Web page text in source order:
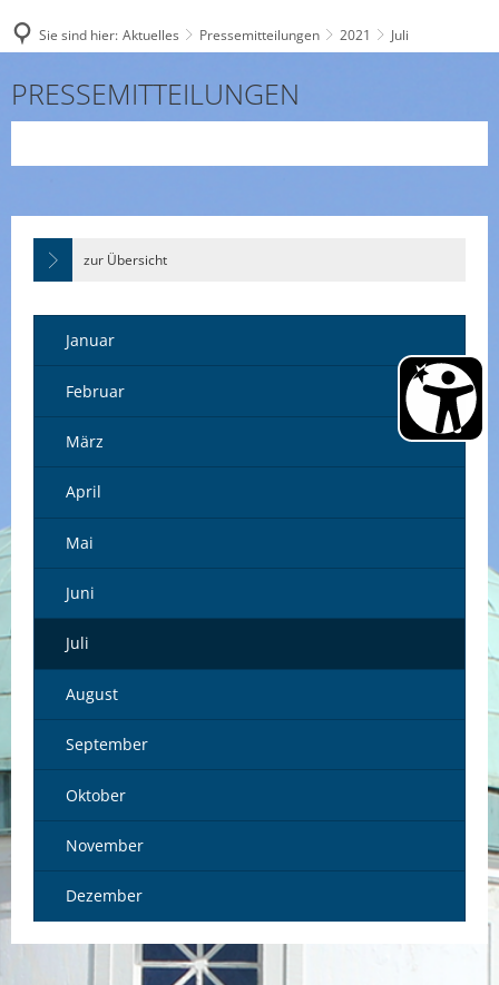
Sie sind hier: Aktuelles Pressemitteilungen 2021 Juli
Juli
PRESSEMITTEILUNGEN
zur Übersicht
Januar
Februar
März
April
Mai
Juni
Juli
August
September
Oktober
November
Dezember